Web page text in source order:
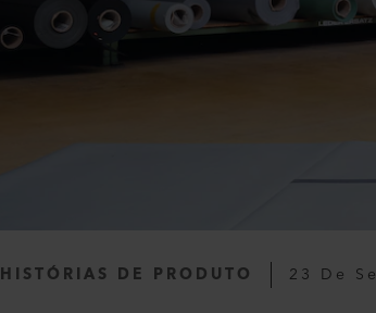
HISTÓRIAS DE PRODUTO 23 De